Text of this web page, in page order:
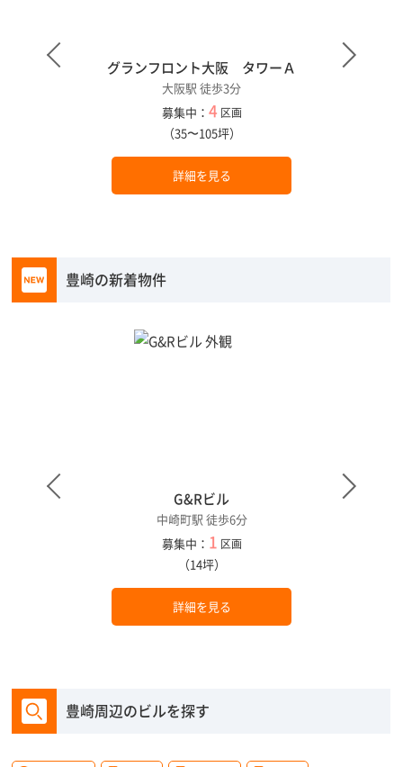
グランフロント大阪 タワーＡ
大阪駅 徒歩3分
募集中： 4 区画
（35〜105坪）
詳細を見る
豊崎の新着物件
G&Rビル
中崎町駅 徒歩6分
募集中： 1 区画
（14坪）
詳細を見る
豊崎周辺のビルを探す